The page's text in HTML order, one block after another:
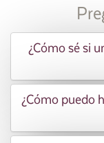
¿Cómo sé si
¿Cómo puedo